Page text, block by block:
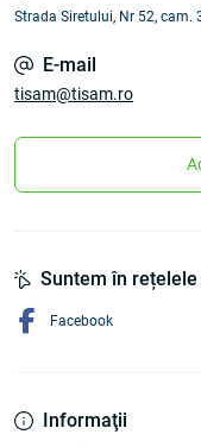
Strada Siretului, Nr 52, cam.
E-mail
tisam@tisam.ro
Informaţii
Suntem în
Facebook